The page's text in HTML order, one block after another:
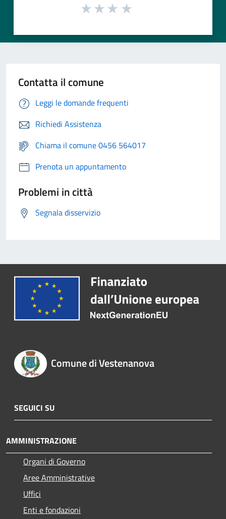
Contatta il comune
Leggi le domande frequenti
Richiedi Assistenza
Chiama il comune 0456 564017
Prenota un appuntamento
Problemi in città
Segnala disservizio
Comune di Vestenanova
SEGUICI SU
AMMINISTRAZIONE
Organi di Governo
Aree Amministrative
Uffici
Enti e fondazioni